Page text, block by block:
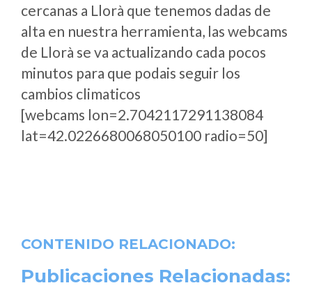
cercanas a Llorà que tenemos dadas de
alta en nuestra herramienta, las webcams
de Llorà se va actualizando cada pocos
minutos para que podais seguir los
cambios climaticos
[webcams lon=2.7042117291138084
lat=42.0226680068050100 radio=50]
CONTENIDO RELACIONADO:
Publicaciones Relacionadas: